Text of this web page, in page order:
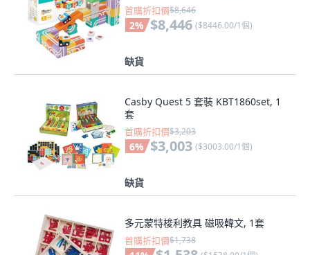
首購折扣價$8,646
2% $8,446 ($8446.00/1個)
缺貨
Casby Quest 5 套裝 KBT1860set, 1
套
首購折扣價$3,203
6% $3,003 ($3003.00/1個)
缺貨
多元蒙特梭利教具 磁吸韓文, 1套
首購折扣價$1,738